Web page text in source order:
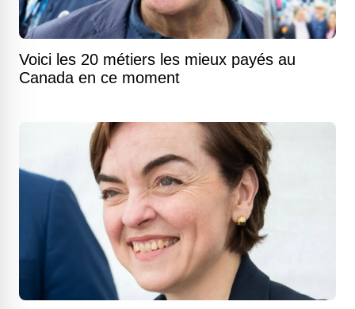
Voici les 20 métiers les mieux payés au
Canada en ce moment